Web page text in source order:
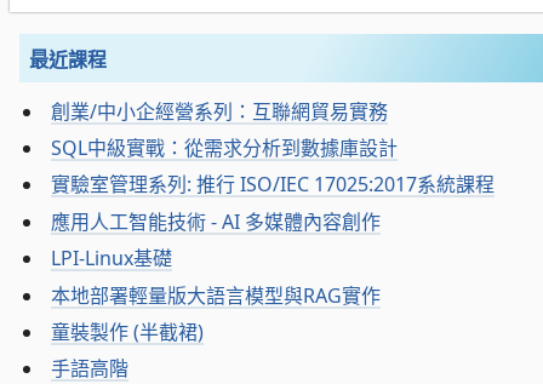
最近課程
創業/中小企經營系列：互聯網貿易實務
SQL中級實戰：從需求分析到數據庫設計
實驗室管理系列: 推行 ISO/IEC 17025:2017系統課程
應用人工智能技術 - AI 多媒體內容創作
LPI-Linux基礎
本地部署輕量版大語言模型與RAG實作
童裝製作 (半截裙)
手語高階